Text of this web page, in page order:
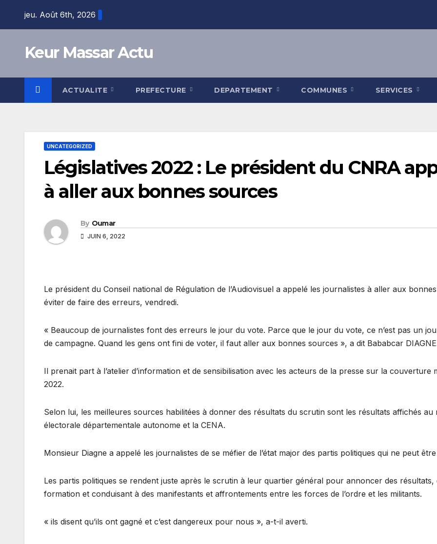
jeu. Août 6th, 2026
Keur Massar Actu
ACTUALITE PREFECTURE DEPARTEMENT COMMUNES SERVICES
UNCATEGORIZED
Législatives 2022 : Le président du CNRA
à aller aux bonnes sources
By Oumar
JUIN 6, 2022
Le président du Conseil national de Régulation de l’Audiovisuel a appelé les journalistes à aller aux
éviter de faire des erreurs, vendredi.
« Beaucoup de journalistes font des erreurs le jour du vote. Parce que le jour du vote, ce n’est pas un
de campagne. Quand les gens ont fini de voter, il faut aller aux bonnes sources », a dit Bababcar
Il prenait part à l’atelier d’information et de sensibilisation avec les acteurs de la presse sur la couverture
2022.
Selon lui, les meilleures sources habilitées à donner des résultats du scrutin sont les résultats affichés
électorale départementale autonome et la CENA.
Monsieur Diagne a appelé les journalistes de se méfier de l’état major des partis politiques qui ne peut
Les partis politiques se rendent juste après le scrutin à leur quartier général pour annoncer des
formation et conduisant à des manifestants et affrontements entre les forces de l’ordre et les militants.
« ils disent qu’ils ont gagné et c’est dangereux pour nous », a-t-il averti.